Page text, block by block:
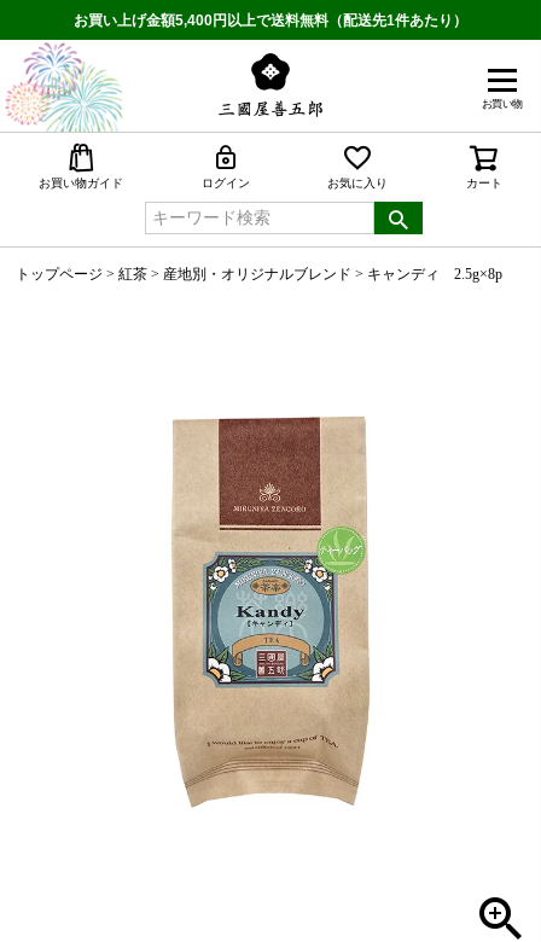
お買い上げ金額5,400円以上で送料無料（配送先1件あたり）
お買い物
お買い物ガイド ログイン お気に入り カート
トップページ 紅茶 産地別・オリジナルブレンド キャンディ 2.5g×8p